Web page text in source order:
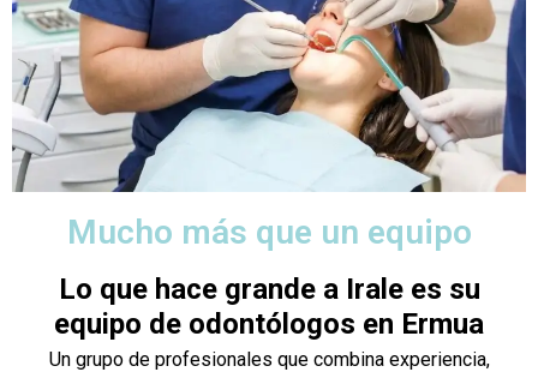
Mucho más que un equipo
Lo que hace grande a Irale es su
equipo de odontólogos en Ermua
Un grupo de profesionales que combina experiencia,